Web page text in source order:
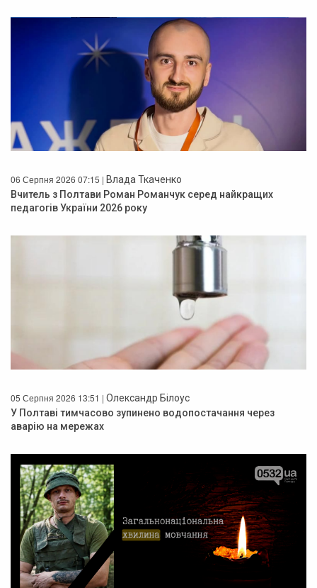
06 Серпня 2026 07:15 | Влада Ткаченко
Вчитель з Полтави Роман Романчук серед найкращих
педагогів України 2026 року
05 Серпня 2026 13:51 | Олександр Білоус
У Полтаві тимчасово зупинено водопостачання через
аварію на мережах